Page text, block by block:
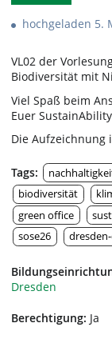
hochgeladen 5.
VL02 der
Biodiversität mit
Viel Spaß beim
Euer
Die Aufzeichnung
Tags:
biodiversität
green office
sose26
Dresden
Berechtigung: Ja